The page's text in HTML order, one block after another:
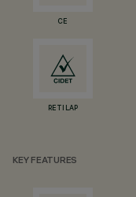
CE
RETILAP
KEY FEATURES